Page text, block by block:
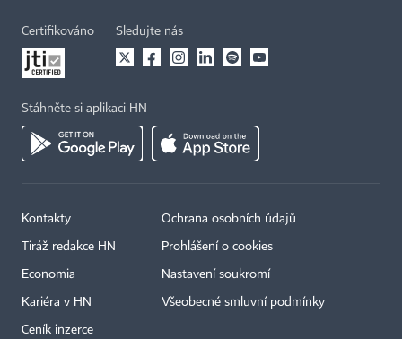
Certifikováno Sledujte nás
Stáhněte si aplikaci HN
Kontakty
Tiráž redakce HN
Economia
Kariéra v HN
Ceník inzerce
Ochrana osobních údajů
Prohlášení o cookies
Nastavení soukromí
Všeobecné smluvní podmínky